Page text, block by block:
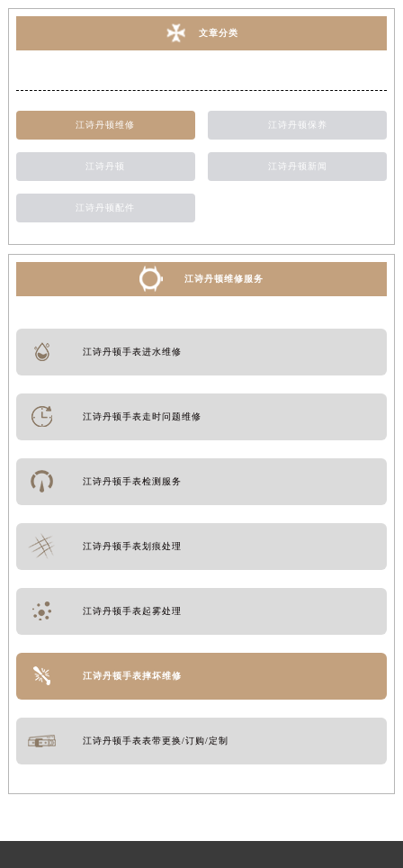
文章分类
江诗丹顿维修 江诗丹顿保养
江诗丹顿 江诗丹顿新闻
江诗丹顿配件
江诗丹顿维修服务
江诗丹顿手表进水维修
江诗丹顿手表走时问题维修
江诗丹顿手表检测服务
江诗丹顿手表划痕处理
江诗丹顿手表起雾处理
江诗丹顿手表摔坏维修
江诗丹顿手表表带更换/订购/定制